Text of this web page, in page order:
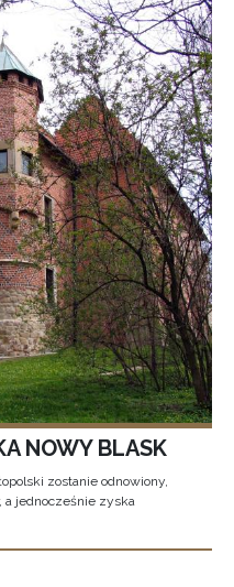
NOWY BLASK
zostanie odnowiony,
a jednocześnie zyska